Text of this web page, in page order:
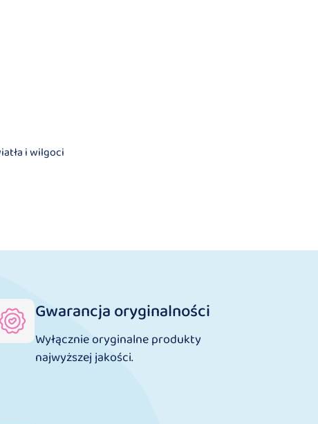
i wilgoci
Gwarancja oryginalności
Wyłącznie oryginalne produkty
najwyższej jakości.